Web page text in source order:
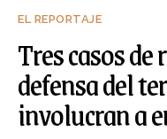
EL REPORTAJE
Tres casos
defensa del
involucran a